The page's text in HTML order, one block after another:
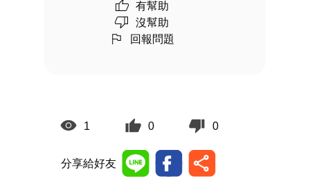
有幫助
沒幫助
回報問題
1 0 0
分享給好友